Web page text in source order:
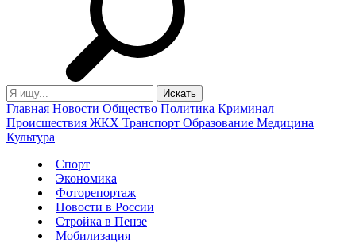
Главная Новости Общество Политика Криминал
Происшествия ЖКХ Транспорт Образование Медицина
Культура
Спорт
Экономика
Фоторепортаж
Новости в России
Стройка в Пензе
Мобилизация